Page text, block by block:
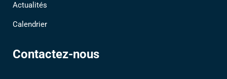
Actualités
Calendrier
Contactez-nous